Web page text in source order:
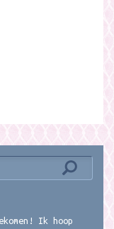
Ik hoop